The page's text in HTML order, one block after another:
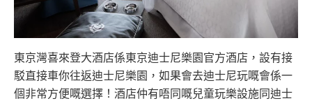
東京灣喜來登大酒店係東京迪士尼樂園官方酒店，設有接
駁直接車你往返迪士尼樂園，如果會去迪士尼玩嘅會係一
個非常方便嘅選擇！酒店仲有唔同嘅兒童玩樂設施同迪士